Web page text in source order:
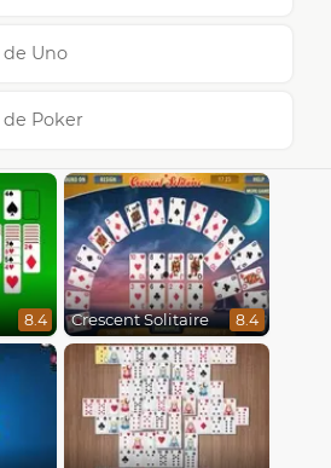
de Uno
de Poker
8.4 Crescent Solitaire 8.4